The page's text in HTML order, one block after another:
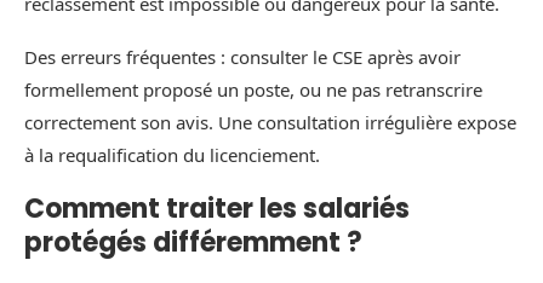
Des erreurs fréquentes : consulter le CSE après avoir
formellement proposé un poste, ou ne pas retranscrire
correctement son avis. Une consultation irrégulière expose
à la requalification du licenciement.
Comment traiter les salariés
protégés différemment ?